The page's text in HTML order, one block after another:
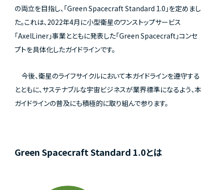
の両立を目指し、「Green Spacecraft Standard 1.0」を定めまし
た。これは、2022年4月に小型衛星のワンストップサービス
「AxelLiner」事業とともに発表した「Green Spacecraft」コンセ
プトを具体化したガイドラインです。
今後、衛星のライフサイクルにおいて本ガイドラインを遵守する
とともに、サステナブルな宇宙ビジネスが業界標準になるよう、本
ガイドラインの普及にも積極的に取り組んで参ります。
Green Spacecraft Standard 1.0とは